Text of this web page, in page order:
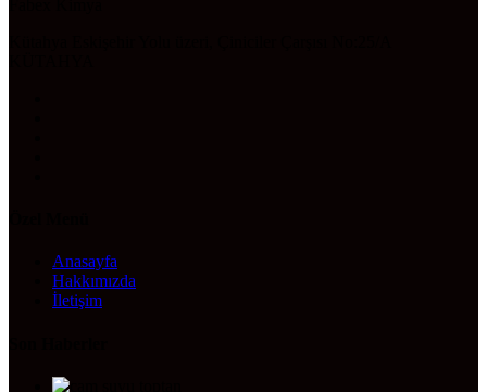
Anasayfa
Hakkımızda
İletişim